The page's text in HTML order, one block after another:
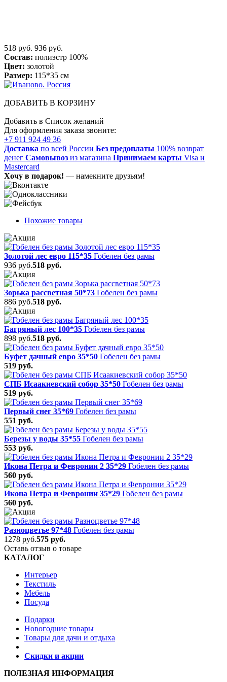
518 руб. 936 руб.
Состав: полиэстр 100%
Цвет: золотой
Размер: 115*35 см
ДОБАВИТЬ В КОРЗИНУ
Добавить в Список желаний
Для оформления заказа звоните:
+7 911 924 49 36
Доставка по всей России Без предоплаты 100% возврат
денег Самовывоз из магазина Принимаем карты Visa и
Mastercard
Хочу в подарок! — намекните друзьям!
Похожие товары
Золотой лес евро 115*35 Гобелен без рамы
936 руб.518 руб.
Зорька рассветная 50*73 Гобелен без рамы
886 руб.518 руб.
Багряный лес 100*35 Гобелен без рамы
898 руб.518 руб.
Буфет дачный евро 35*50 Гобелен без рамы
519 руб.
СПБ Исаакиевский собор 35*50 Гобелен без рамы
519 руб.
Первый снег 35*69 Гобелен без рамы
551 руб.
Березы у воды 35*55 Гобелен без рамы
553 руб.
Икона Петра и Февронии 2 35*29 Гобелен без рамы
560 руб.
Икона Петра и Февронии 35*29 Гобелен без рамы
560 руб.
Разноцветье 97*48 Гобелен без рамы
1278 руб.575 руб.
Оставь отзыв о товаре
КАТАЛОГ
Интерьер
Текстиль
Мебель
Посуда
Подарки
Новогодние товары
Товары для дачи и отдыха
Скидки и акции
ПОЛЕЗНАЯ ИНФОРМАЦИЯ